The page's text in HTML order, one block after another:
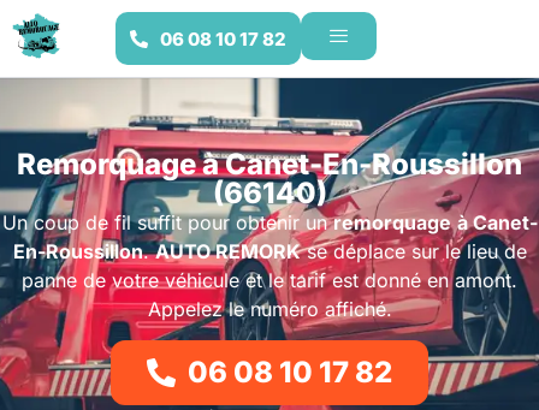
06 08 10 17 82
Remorquage à Canet-En-Roussillon
(66140)
Un coup de fil suffit pour obtenir unremorquage à Canet-
En-Roussillon.AUTO REMORKse déplace sur le lieu de
panne de votre véhicule et le tarif est donné en amont.
Appelez le numéro affiché.
06 08 10 17 82